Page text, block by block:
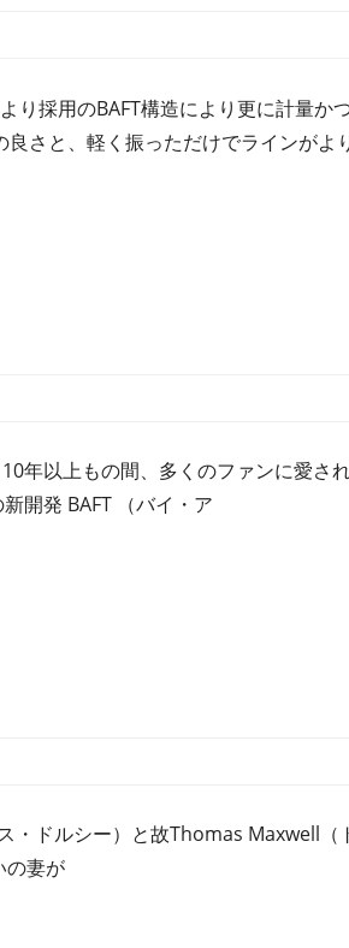
り採用のBAFT構造により更に計量か
さと、軽く振っただけでラインがよ
年以上もの間、多くのファンに愛さ
開発 BAFT （バイ・ア
ドルシー）と故Thomas Maxwell（
の妻が